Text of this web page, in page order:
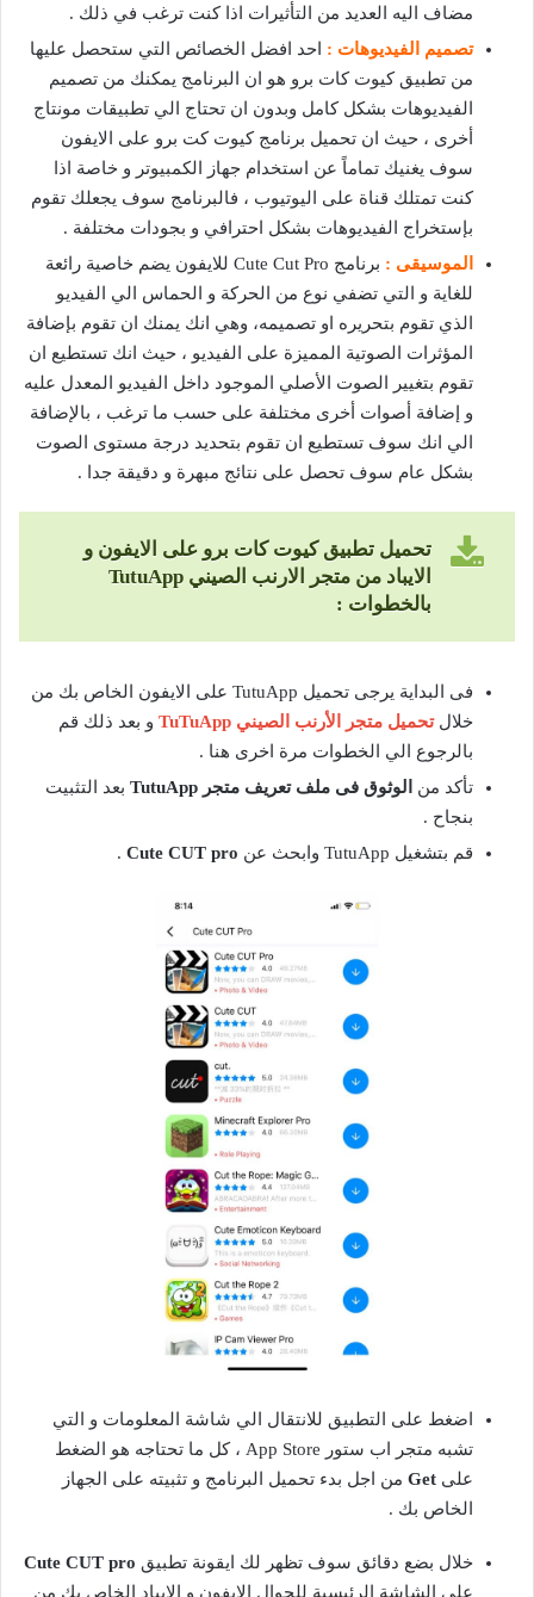
مضاف اليه العديد من التأثيرات اذا كنت ترغب في ذلك .
تصميم الفيديوهات : احد افضل الخصائص التي ستحصل عليها
من تطبيق كيوت كات برو هو ان البرنامج يمكنك من تصميم
الفيديوهات بشكل كامل وبدون ان تحتاج الي تطبيقات مونتاج
أخرى ، حيث ان تحميل برنامج كيوت كت برو على الايفون
سوف يغنيك تماماً عن استخدام جهاز الكمبيوتر و خاصة اذا
كنت تمتلك قناة على اليوتيوب ، فالبرنامج سوف يجعلك تقوم
بإستخراج الفيديوهات بشكل احترافي و بجودات مختلفة .
الموسيقى :
برنامج Cute Cut Pro للايفون يضم خاصية رائعة
للغاية و التي تضفي نوع من الحركة و الحماس الي الفيديو
الذي تقوم بتحريره او تصميمه، وهي انك يمنك ان تقوم بإضافة
المؤثرات الصوتية المميزة على الفيديو ، حيث انك تستطيع ان
تقوم بتغيير الصوت الأصلي الموجود داخل الفيديو المعدل عليه
و إضافة أصوات أخرى مختلفة على حسب ما ترغب ، بالإضافة
الي انك سوف تستطيع ان تقوم بتحديد درجة مستوى الصوت
بشكل عام سوف تحصل على نتائج مبهرة و دقيقة جدا .
تحميل تطبيق كيوت كات برو على الايفون و
الايباد من متجر الارنب الصيني TutuApp
بالخطوات :
فى البداية يرجى تحميل TutuApp على الايفون الخاص بك من
خلالتحميل متجر الأرنب الصيني TuTuApp
و بعد ذلك قم
بالرجوع الي الخطوات مرة اخرى هنا .
تأكد من
الوثوق فى ملف تعريف متجر TutuApp بعد التثبيت
بنجاح .
قم بتشغيل TutuApp وابحث عن
Cute CUT pro
.
اضغط على التطبيق للانتقال الي شاشة المعلومات و التي
تشبه متجر اب ستور App Store ، كل ما تحتاجه هو الضغط
على Get من اجل بدء تحميل البرنامج و تثبيته على الجهاز
الخاص بك .
خلال بضع دقائق سوف تظهر لك ايقونة تطبيق Cute CUT pro
على الشاشة الرئيسية للجوال الايفون و الايباد الخاص بك من